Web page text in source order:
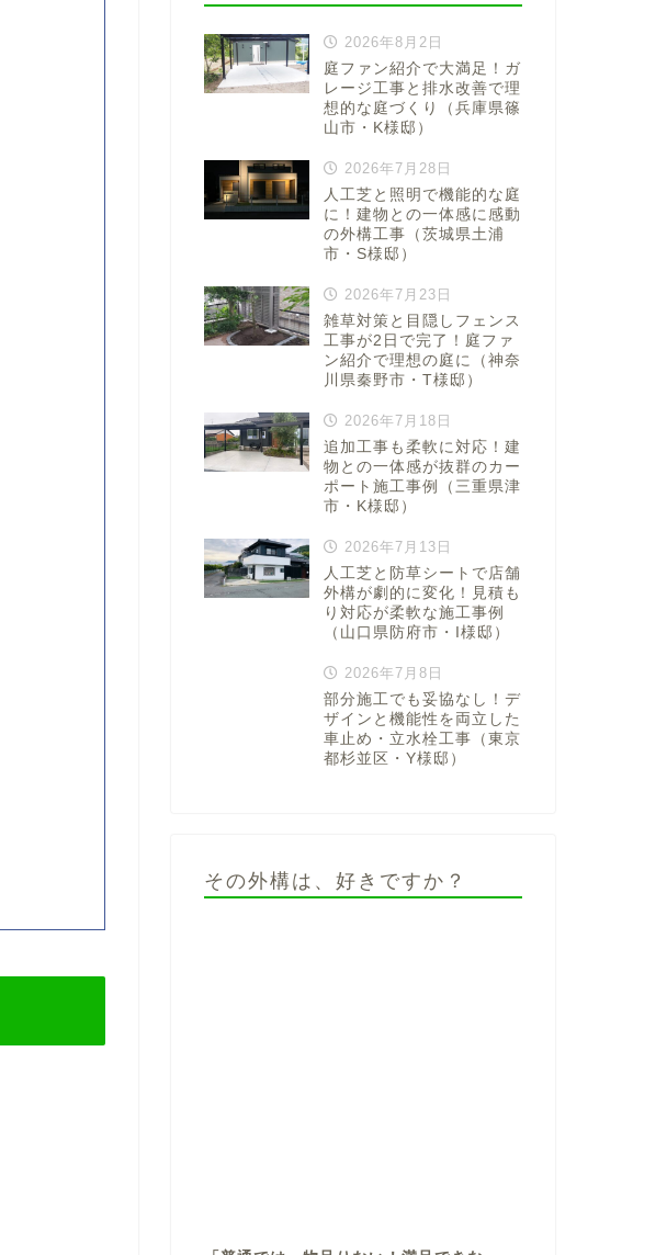
2026年8月2日
庭ファン紹介で大満足！ガ
レージ工事と排水改善で理
想的な庭づくり（兵庫県篠
山市・K様邸）
2026年7月28日
人工芝と照明で機能的な庭
に！建物との一体感に感動
の外構工事（茨城県土浦
市・S様邸）
2026年7月23日
雑草対策と目隠しフェンス
工事が2日で完了！庭ファ
ン紹介で理想の庭に（神奈
川県秦野市・T様邸）
2026年7月18日
追加工事も柔軟に対応！建
物との一体感が抜群のカー
ポート施工事例（三重県津
市・K様邸）
2026年7月13日
人工芝と防草シートで店舗
外構が劇的に変化！見積も
り対応が柔軟な施工事例
（山口県防府市・I様邸）
2026年7月8日
部分施工でも妥協なし！デ
ザインと機能性を両立した
車止め・立水栓工事（東京
都杉並区・Y様邸）
その外構は、好きですか？